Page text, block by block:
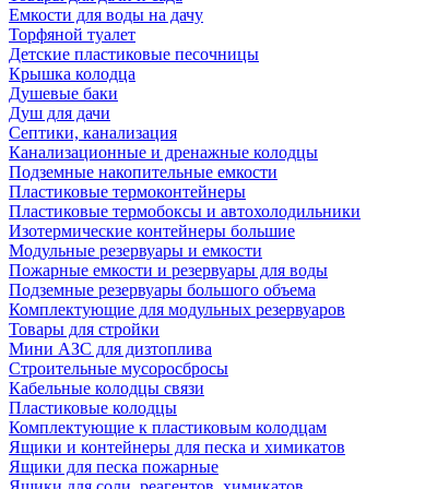
Емкости для воды на дачу
Торфяной туалет
Детские пластиковые песочницы
Крышка колодца
Душевые баки
Душ для дачи
Септики, канализация
Канализационные и дренажные колодцы
Подземные накопительные емкости
Пластиковые термоконтейнеры
Пластиковые термобоксы и автохолодильники
Изотермические контейнеры большие
Модульные резервуары и емкости
Пожарные емкости и резервуары для воды
Подземные резервуары большого объема
Комплектующие для модульных резервуаров
Товары для стройки
Мини АЗС для дизтоплива
Строительные мусоросбросы
Кабельные колодцы связи
Пластиковые колодцы
Комплектующие к пластиковым колодцам
Ящики и контейнеры для песка и химикатов
Ящики для песка пожарные